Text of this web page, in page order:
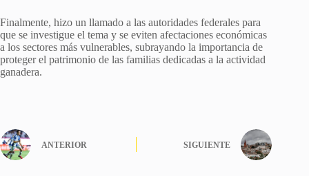
Finalmente, hizo un llamado a las autoridades federales para
que se investigue el tema y se eviten afectaciones económicas
a los sectores más vulnerables, subrayando la importancia de
proteger el patrimonio de las familias dedicadas a la actividad
ganadera.
ANTERIOR SIGUIENTE